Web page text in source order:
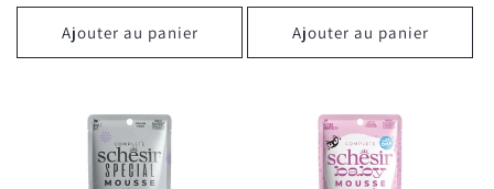
Ajouter au panier Ajouter au panier